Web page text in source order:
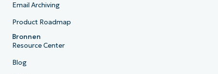
Email Archiving
Product Roadmap
Bronnen
Resource Center
Blog